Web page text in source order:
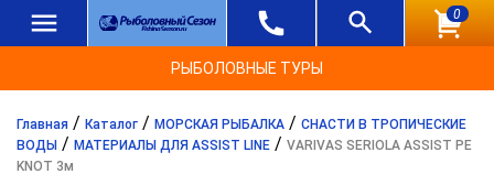
0
РЫБОЛОВНЫЕ ТУРЫ
Главная / Каталог / МОРСКАЯ РЫБАЛКА / СНАСТИ В ТРОПИЧЕСКИЕ
ВОДЫ / МАТЕРИАЛЫ ДЛЯ ASSIST LINE / VARIVAS SERIOLA ASSIST PE
KNOT 3м